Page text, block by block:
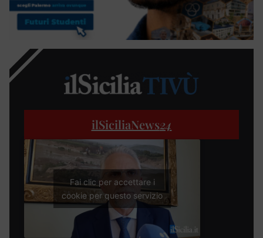
ilSiciliaNews24
Fai clic per accettare i
cookie per questo servizio